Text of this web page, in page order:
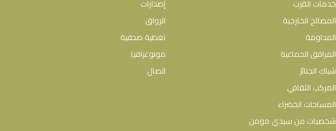
خدمات القرب
المصالح الخارجية
المداومة
المرافق الجماعية
شباك الجنائز
المركب الثقافي
المساحات الخضراء
شخصيات من سيدي مومن
إصدارات
الرواق
تغطية صحفية
مونوغرافيا
اتصال